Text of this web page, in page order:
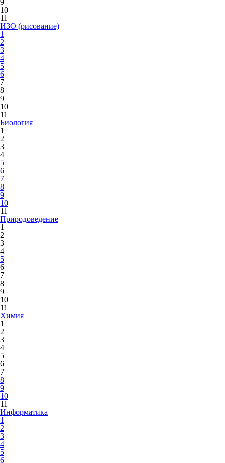
9
10
11
ИЗО (рисование)
1
2
3
4
5
6
7
8
9
10
11
Биология
1
2
3
4
5
6
7
8
9
10
11
Природоведение
1
2
3
4
5
6
7
8
9
10
11
Химия
1
2
3
4
5
6
7
8
9
10
11
Информатика
1
2
3
4
5
6